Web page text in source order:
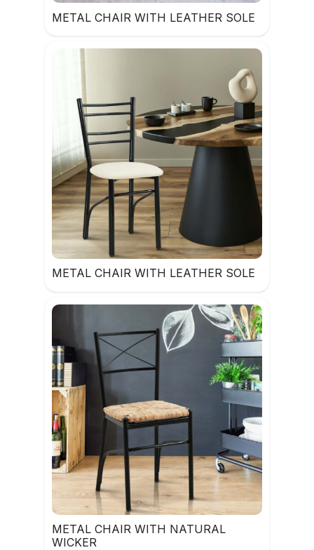
METAL CHAIR WITH LEATHER SOLE
METAL CHAIR WITH LEATHER SOLE
METAL CHAIR WITH NATURAL
WICKER